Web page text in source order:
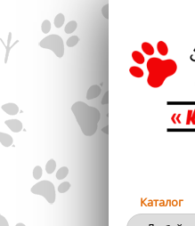
Перейти к основному
Каталог